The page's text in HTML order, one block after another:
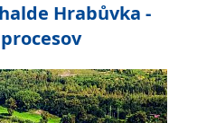
Hrabůvka -